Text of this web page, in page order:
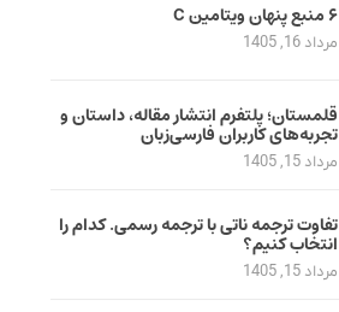
۶ منبع پنهان ویتامین C
مرداد 16, 1405
قلمستان؛ پلتفرم انتشار مقاله، داستان و
تجربه‌های کاربران فارسی‌زبان
مرداد 15, 1405
تفاوت ترجمه ناتی با ترجمه رسمی. کدام را
انتخاب کنیم؟
مرداد 15, 1405